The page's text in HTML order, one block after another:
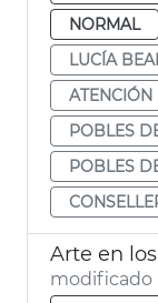
NORMAL
LUCÍA
ATENCIÓN
POBLES
POBLES
modificado